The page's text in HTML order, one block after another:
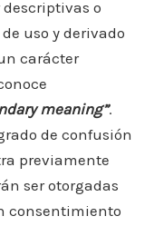
o
uso y derivado
carácter
meaning”.
de confusión
previamente
ser otorgadas
consentimiento